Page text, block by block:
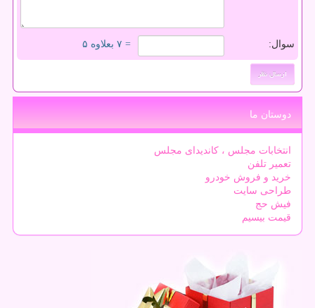
سوال: = ۷ بعلاوه ۵
دوستان ما
انتخابات مجلس ، کاندیدای مجلس
تعمیر تلفن
خرید و فروش خودرو
طراحی سایت
فیش حج
قیمت بیسیم